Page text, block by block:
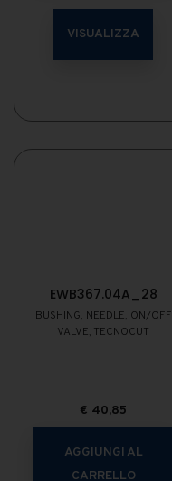
VISUALIZZA
EWB367.04A_28
BUSHING, NEEDLE, ON/OFF
VALVE, TECNOCUT
€ 40,85
AGGIUNGI AL
CARRELLO